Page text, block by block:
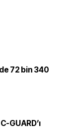
72 bin 340
GUARD’ı